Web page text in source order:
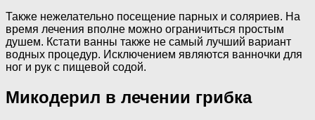
Также нежелательно посещение парных и соляриев. На
время лечения вполне можно ограничиться простым
душем. Кстати ванны также не самый лучший вариант
водных процедур. Исключением являются ванночки для
ног и рук с пищевой содой.
Микодерил в лечении грибка